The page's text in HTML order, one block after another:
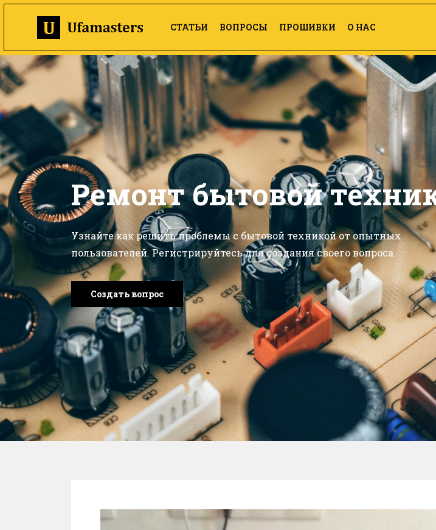
СТАТЬИ ВОПРОСЫ ПРОШИВКИ О НАС
Ремонт бытовой
Узнайте как решить проблемы с бытовой техникой от опытных
пользователей. Регистрируйтесь для создания своего вопроса.
Создать вопрос